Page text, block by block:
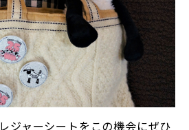
ジャーシートをこの機会にぜひ